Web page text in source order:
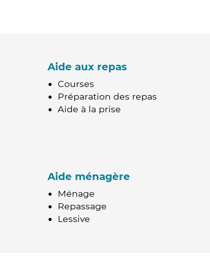
Aide aux repas
Courses
Préparation des repas
Aide à la prise
Aide ménagère
Ménage
Repassage
Lessive